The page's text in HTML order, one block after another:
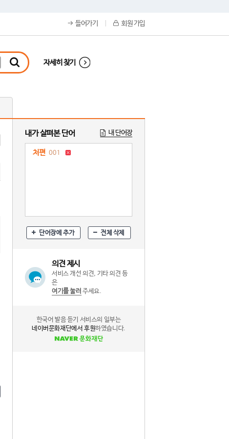
들어가기 회원 가입
자세히 찾기
내가 살펴본 단어 내 단어장
처편 001
단어장에 추가 전체 삭제
의견 제시
서비스 개선 의견, 기타 의견 등
은
여기를 눌러 주세요.
한국어 발음 듣기 서비스의 일부는
네이버문화재단에서 후원하였습니다.